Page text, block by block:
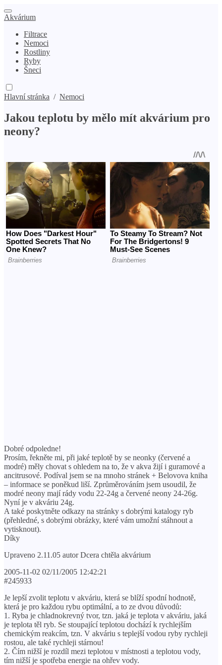
Akvárium
Filtrace
Nemoci
Rostliny
Ryby
Šneci
Hlavní stránka / Nemoci
Jakou teplotu by mělo mít akvárium pro
neony?
Dobré odpoledne!
Prosím, řekněte mi, při jaké teplotě by se neonky (červené a
modré) měly chovat s ohledem na to, že v akva žijí i guramové a
ancitrusové. Podíval jsem se na mnoho stránek + Belovova kniha
– informace se poněkud liší. Zprůměrováním jsem usoudil, že
modré neony mají rády vodu 22-24g a červené neony 24-26g.
Nyní je v akváriu 24g.
A také poskytněte odkazy na stránky s dobrými katalogy ryb
(přehledné, s dobrými obrázky, které vám umožní stáhnout a
vytisknout).
Díky
Upraveno 2.11.05 autor Dcera chtěla akvárium
2005-11-02 02/11/2005 12:42:21
#245933
Je lepší zvolit teplotu v akváriu, která se blíží spodní hodnotě,
která je pro každou rybu optimální, a to ze dvou důvodů:
1. Ryba je chladnokrevný tvor, tzn. jaká je teplota v akváriu, jaká
je teplota těl ryb. Se stoupající teplotou dochází k rychlejším
chemickým reakcím, tzn. V akváriu s teplejší vodou ryby rychleji
rostou, ale také rychleji stárnou!
2. Čím nižší je rozdíl mezi teplotou v místnosti a teplotou vody,
tím nižší je spotřeba energie na ohřev vody.